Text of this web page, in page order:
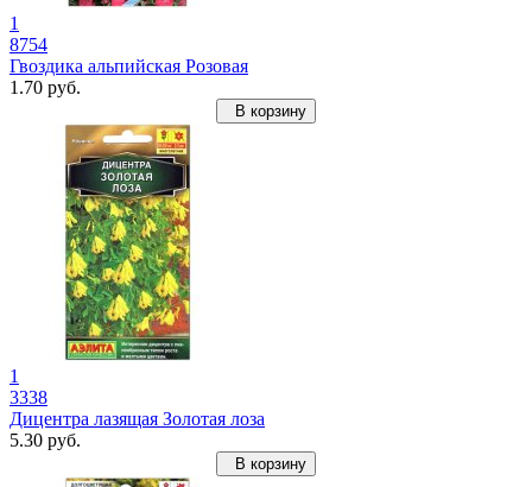
1
8754
Гвоздика альпийская Розовая
1.70 руб.
В корзину
1
3338
Дицентра лазящая Золотая лоза
5.30 руб.
В корзину